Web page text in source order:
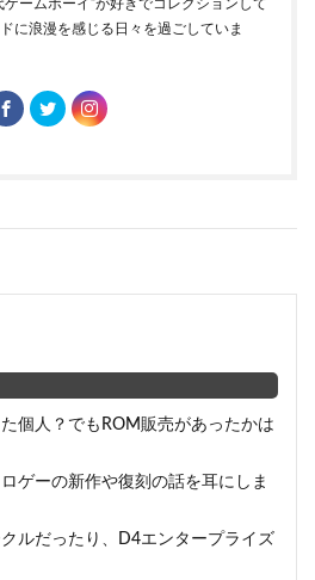
ゲームボーイ”が好きでコレクションして
に浪漫を感じる日々を過ごしていま
個人？でもROM販売があったかは
ゲーの新作や復刻の話を耳にしま
ルだったり、D4エンタープライズ